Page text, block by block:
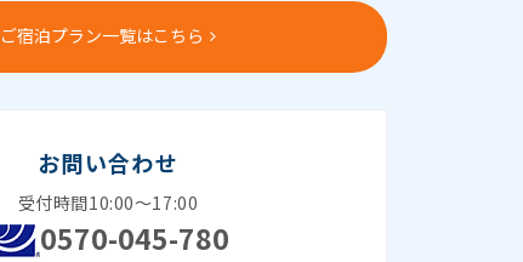
ご宿泊プラン一覧はこちら
お問い合わせ
受付時間10:00～17:00
0570-045-780